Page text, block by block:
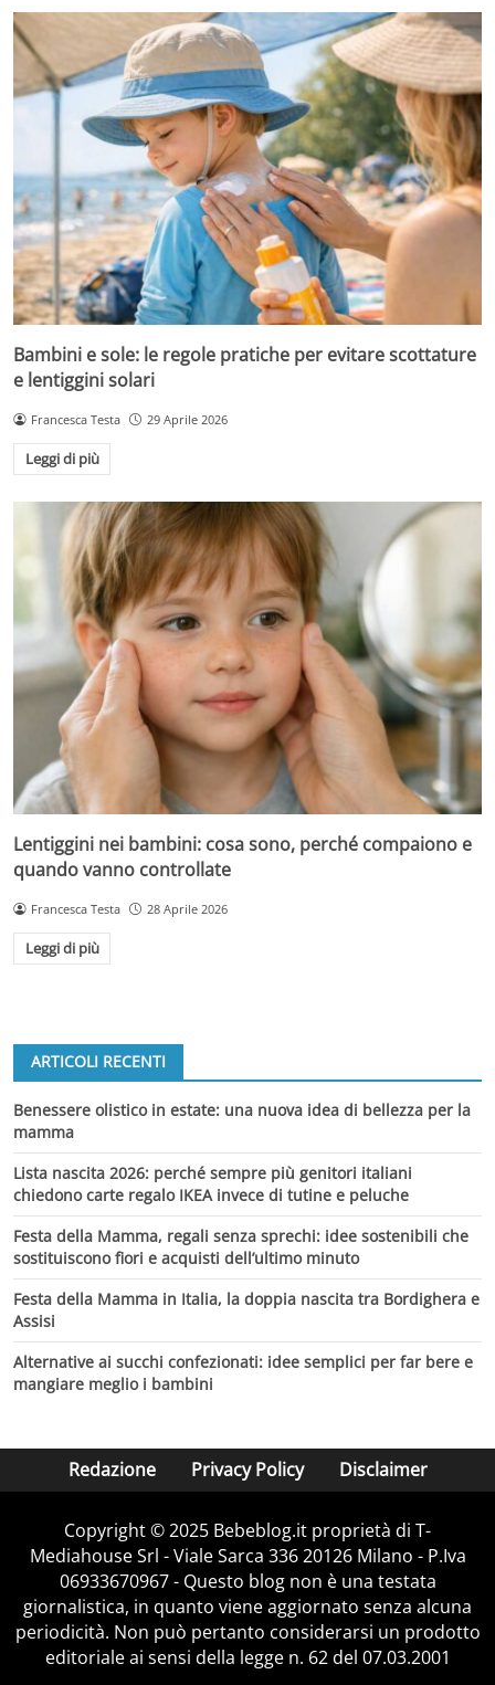
Bambini e sole: le regole pratiche per evitare scottature
e lentiggini solari
Francesca Testa 29 Aprile 2026
Leggi di più
Lentiggini nei bambini: cosa sono, perché compaiono e
quando vanno controllate
Francesca Testa 28 Aprile 2026
Leggi di più
ARTICOLI RECENTI
Benessere olistico in estate: una nuova idea di bellezza per la
mamma
Lista nascita 2026: perché sempre più genitori italiani
chiedono carte regalo IKEA invece di tutine e peluche
Festa della Mamma, regali senza sprechi: idee sostenibili che
sostituiscono fiori e acquisti dell’ultimo minuto
Festa della Mamma in Italia, la doppia nascita tra Bordighera e
Assisi
Alternative ai succhi confezionati: idee semplici per far bere e
mangiare meglio i bambini
Redazione Privacy Policy Disclaimer
Copyright © 2025 Bebeblog.it proprietà di T-
Mediahouse Srl - Viale Sarca 336 20126 Milano - P.Iva
06933670967 - Questo blog non è una testata
giornalistica, in quanto viene aggiornato senza alcuna
periodicità. Non può pertanto considerarsi un prodotto
editoriale ai sensi della legge n. 62 del 07.03.2001